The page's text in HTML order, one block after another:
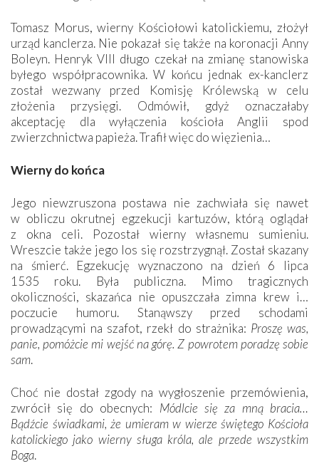
Tomasz Morus, wierny Kościołowi katolickiemu, złożył
urząd kanclerza. Nie pokazał się także na koronacji Anny
Boleyn. Henryk VIII długo czekał na zmianę stanowiska
byłego współpracownika. W końcu jednak ex-kanclerz
został wezwany przed Komisję Królewską w celu
złożenia przysięgi. Odmówił, gdyż oznaczałaby
akceptację dla wyłączenia kościoła Anglii spod
zwierzchnictwa papieża. Trafił więc do więzienia…
Wierny do końca
Jego niewzruszona postawa nie zachwiała się nawet
w obliczu okrutnej egzekucji kartuzów, którą oglądał
z okna celi. Pozostał wierny własnemu sumieniu.
Wreszcie także jego los się rozstrzygnął. Został skazany
na śmierć. Egzekucję wyznaczono na dzień 6 lipca
1535 roku. Była publiczna. Mimo tragicznych
okoliczności, skazańca nie opuszczała zimna krew i…
poczucie humoru. Stanąwszy przed schodami
prowadzącymi na szafot, rzekł do strażnika: Proszę was,
panie, pomóżcie mi wejść na górę. Z powrotem poradzę sobie
sam.
Choć nie dostał zgody na wygłoszenie przemówienia,
zwrócił się do obecnych: Módlcie się za mną bracia…
Bądźcie świadkami, że umieram w wierze świętego Kościoła
katolickiego jako wierny sługa króla, ale przede wszystkim
Boga.